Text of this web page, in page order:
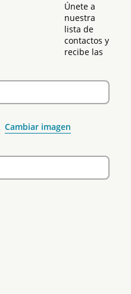
Únete a
nuestra
lista de
contactos y
recibe las
Cambiar imagen